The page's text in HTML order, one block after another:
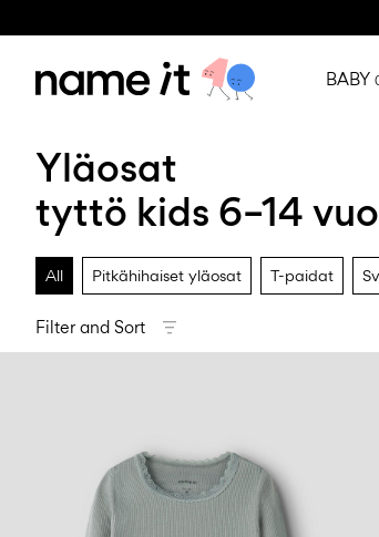
BABY
Yläosat
tyttö kids 6–14
All Pitkähihaiset yläosat T-paidat
Filter and Sort